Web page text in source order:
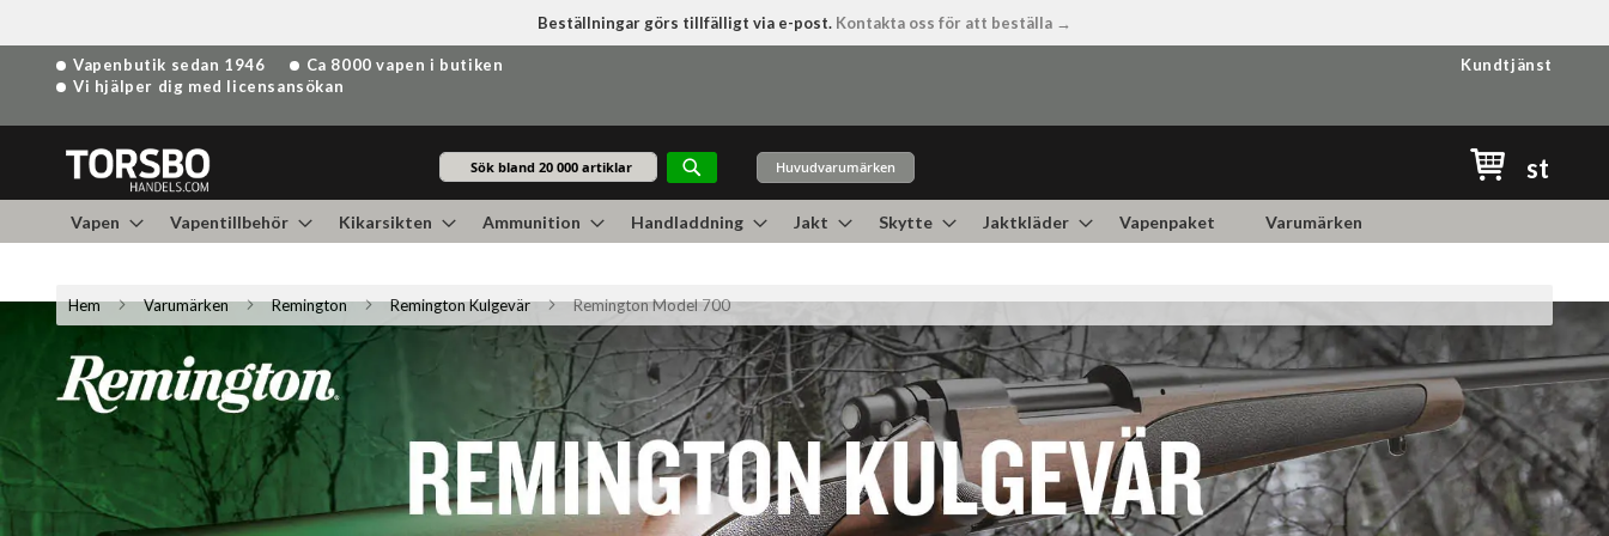
Beställningar görs tillfälligt via e-post. Kontakta oss för att beställa →
Hoppa
till
Vapenbutik sedan 1946
Ca 8000 vapen i butiken
Vi hjälper dig med licensansökan
Kundtjänst
Sök
Huvudvarumärken st
Vapen Vapentillbehör Kikarsikten Ammunition Handladdning Jakt Skytte Jaktkläder Vapenpaket Varumärken
Hem Varumärken Remington Remington Kulgevär Remington Model 700